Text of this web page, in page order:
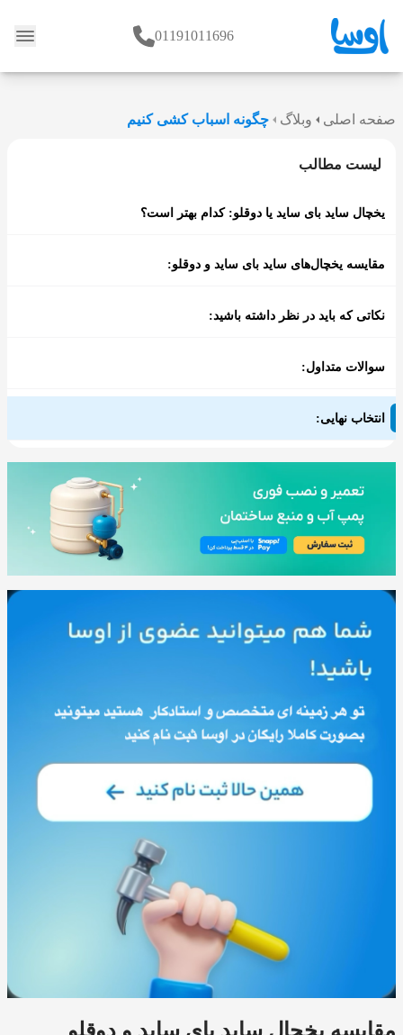
وبلاگ 01191011696
صفحه اصلی وبلاگ چگونه اسباب کشی کنیم
لیست مطالب
یخچال ساید بای ساید یا دوقلو: کدام بهتر است؟
مقایسه یخچال‌های ساید بای ساید و دوقلو:
نکاتی که باید در نظر داشته باشید:
سوالات متداول:
انتخاب نهایی: